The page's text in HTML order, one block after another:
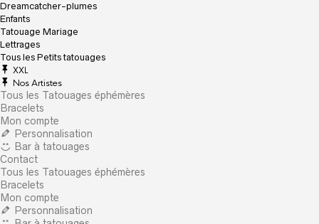
Dreamcatcher-plumes
Enfants
Tatouage Mariage
Lettrages
Tous les Petits tatouages
XXL
Nos Artistes
Tous les Tatouages éphémères
Bracelets
Mon compte
Personnalisation
Bar à tatouages
Contact
Tous les Tatouages éphémères
Bracelets
Mon compte
Personnalisation